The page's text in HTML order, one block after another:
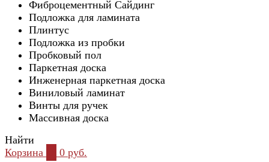
Фиброцементный Сайдинг
Подложка для ламината
Плинтус
Подложка из пробки
Пробковый пол
Паркетная доска
Инженерная паркетная доска
Виниловый ламинат
Винты для ручек
Массивная доска
Найти
Корзина
0 руб.